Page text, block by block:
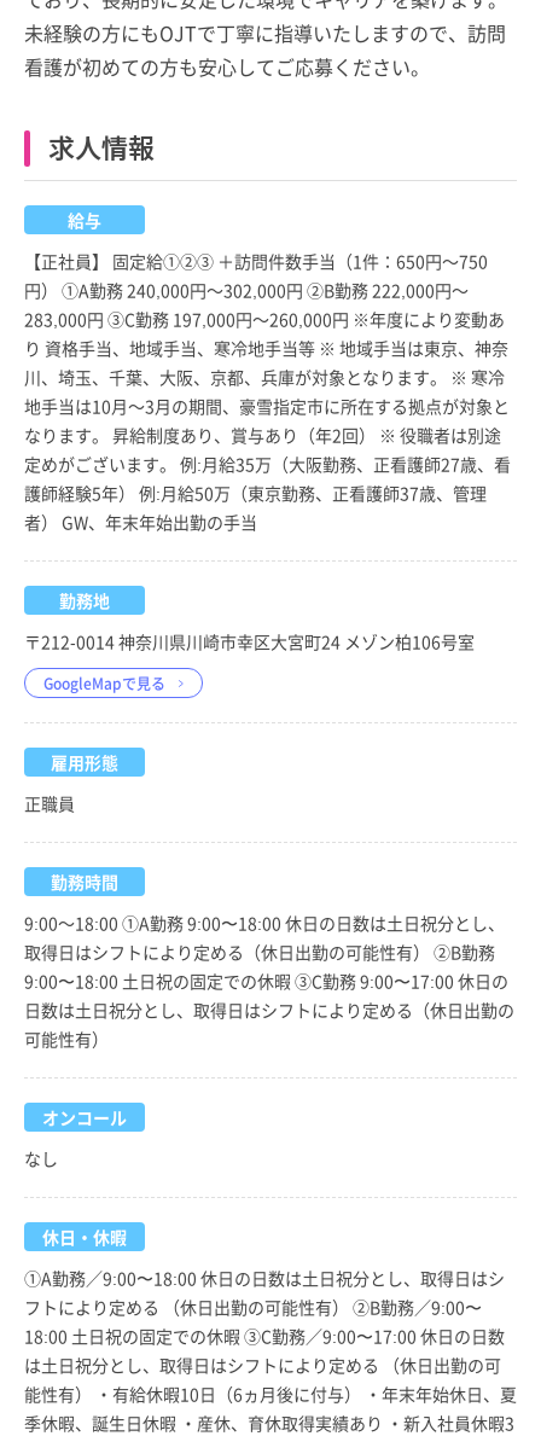
未経験の方にもOJTで丁寧に指導いたしますので、訪問
看護が初めての方も安心してご応募ください。
求人情報
給与
【正社員】 固定給①②③ ＋訪問件数手当（1件：650円～750
円） ①A勤務 240,000円～302,000円 ②B勤務 222,000円～
283,000円 ③C勤務 197,000円～260,000円 ※年度により変動あ
り 資格手当、地域手当、寒冷地手当等 ※ 地域手当は東京、神奈
川、埼玉、千葉、大阪、京都、兵庫が対象となります。 ※ 寒冷
地手当は10月～3月の期間、豪雪指定市に所在する拠点が対象と
なります。 昇給制度あり、賞与あり（年2回） ※ 役職者は別途
定めがございます。 例:月給35万（大阪勤務、正看護師27歳、看
護師経験5年） 例:月給50万（東京勤務、正看護師37歳、管理
者） GW、年末年始出勤の手当
勤務地
〒212-0014 神奈川県川崎市幸区大宮町24 メゾン柏106号室
GoogleMapで見る
雇用形態
正職員
勤務時間
9:00～18:00 ①A勤務 9:00〜18:00 休日の日数は土日祝分とし、
取得日はシフトにより定める（休日出勤の可能性有） ②B勤務
9:00〜18:00 土日祝の固定での休暇 ③C勤務 9:00〜17:00 休日の
日数は土日祝分とし、取得日はシフトにより定める（休日出勤の
可能性有）
オンコール
なし
休日・休暇
①A勤務／9:00〜18:00 休日の日数は土日祝分とし、取得日はシ
フトにより定める （休日出勤の可能性有） ②B勤務／9:00〜
18:00 土日祝の固定での休暇 ③C勤務／9:00〜17:00 休日の日数
は土日祝分とし、取得日はシフトにより定める （休日出勤の可
能性有） ・有給休暇10日（6ヵ月後に付与） ・年末年始休日、夏
季休暇、誕生日休暇 ・産休、育休取得実績あり ・新入社員休暇3